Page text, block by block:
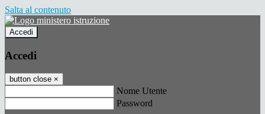
Salta al contenuto
Accedi
Accedi
button close ×
Nome Utente
Password